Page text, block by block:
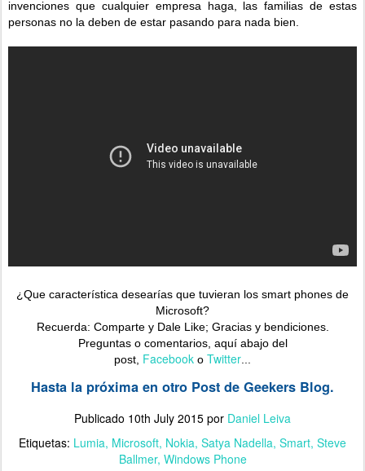
invenciones que cualquier empresa haga, las familias de estas
personas no la deben de estar pasando para nada bien.
¿Que característica desearías que tuvieran los smart phones de
Microsoft?
Recuerda: Comparte y Dale Like; Gracias y bendiciones.
Preguntas o comentarios, aquí abajo del
post, Facebook o Twitter...
Hasta la próxima en otro Post de Geekers Blog.
Publicado 10th July 2015 por Daniel Leiva
Etiquetas: Lumia Microsoft Nokia Satya Nadella Smart Steve
Ballmer Windows Phone